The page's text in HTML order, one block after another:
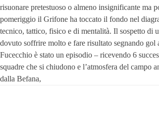
risuonare pretestuoso o almeno insignificante ma
pomeriggio il Grifone ha toccato il fondo nel
tecnico, tattico, fisico e di mentalità. Il sospetto di
dovuto soffrire molto e fare risultato segnando
Fucecchio è stato un episodio – ricevendo 6
squadre che si chiudono e l’atmosfera del
dalla Befana,